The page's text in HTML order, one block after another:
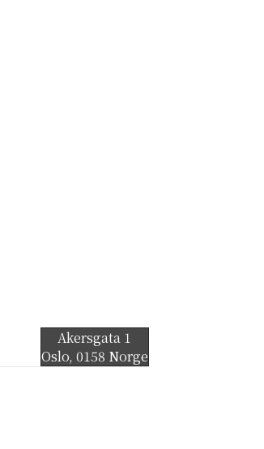
Akersgata 1
Oslo, 0158 Norge